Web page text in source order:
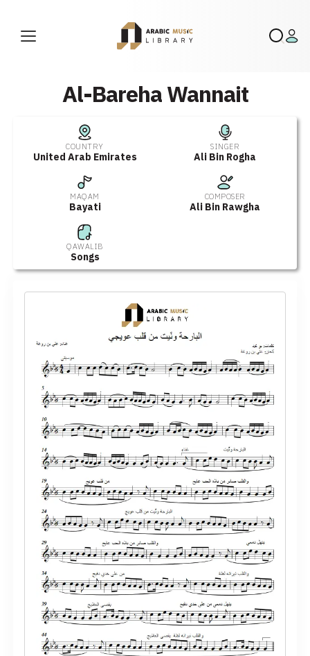
Al-Bareha Wannait
COUNTRY
United Arab Emirates
SINGER
Ali Bin Rogha
MAQAM
Bayati
COMPOSER
Ali Bin Rawgha
QAWALIB
Songs